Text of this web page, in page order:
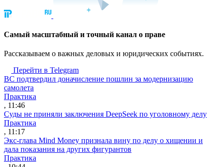
Cамый масштабный и точный канал о праве
Рассказываем о важных деловых и юридических событиях.
Перейти в Telegram
ВС подтвердил доначисление пошлин за модернизацию
самолета
Практика
, 11:46
Суды не приняли заключения DeepSeek по уголовному делу
Практика
, 11:17
Экс-глава Mind Money признала вину по делу о хищении и
дала показания на других фигурантов
Практика